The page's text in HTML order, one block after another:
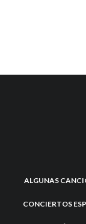
ALGUNAS
CONCIERTOS